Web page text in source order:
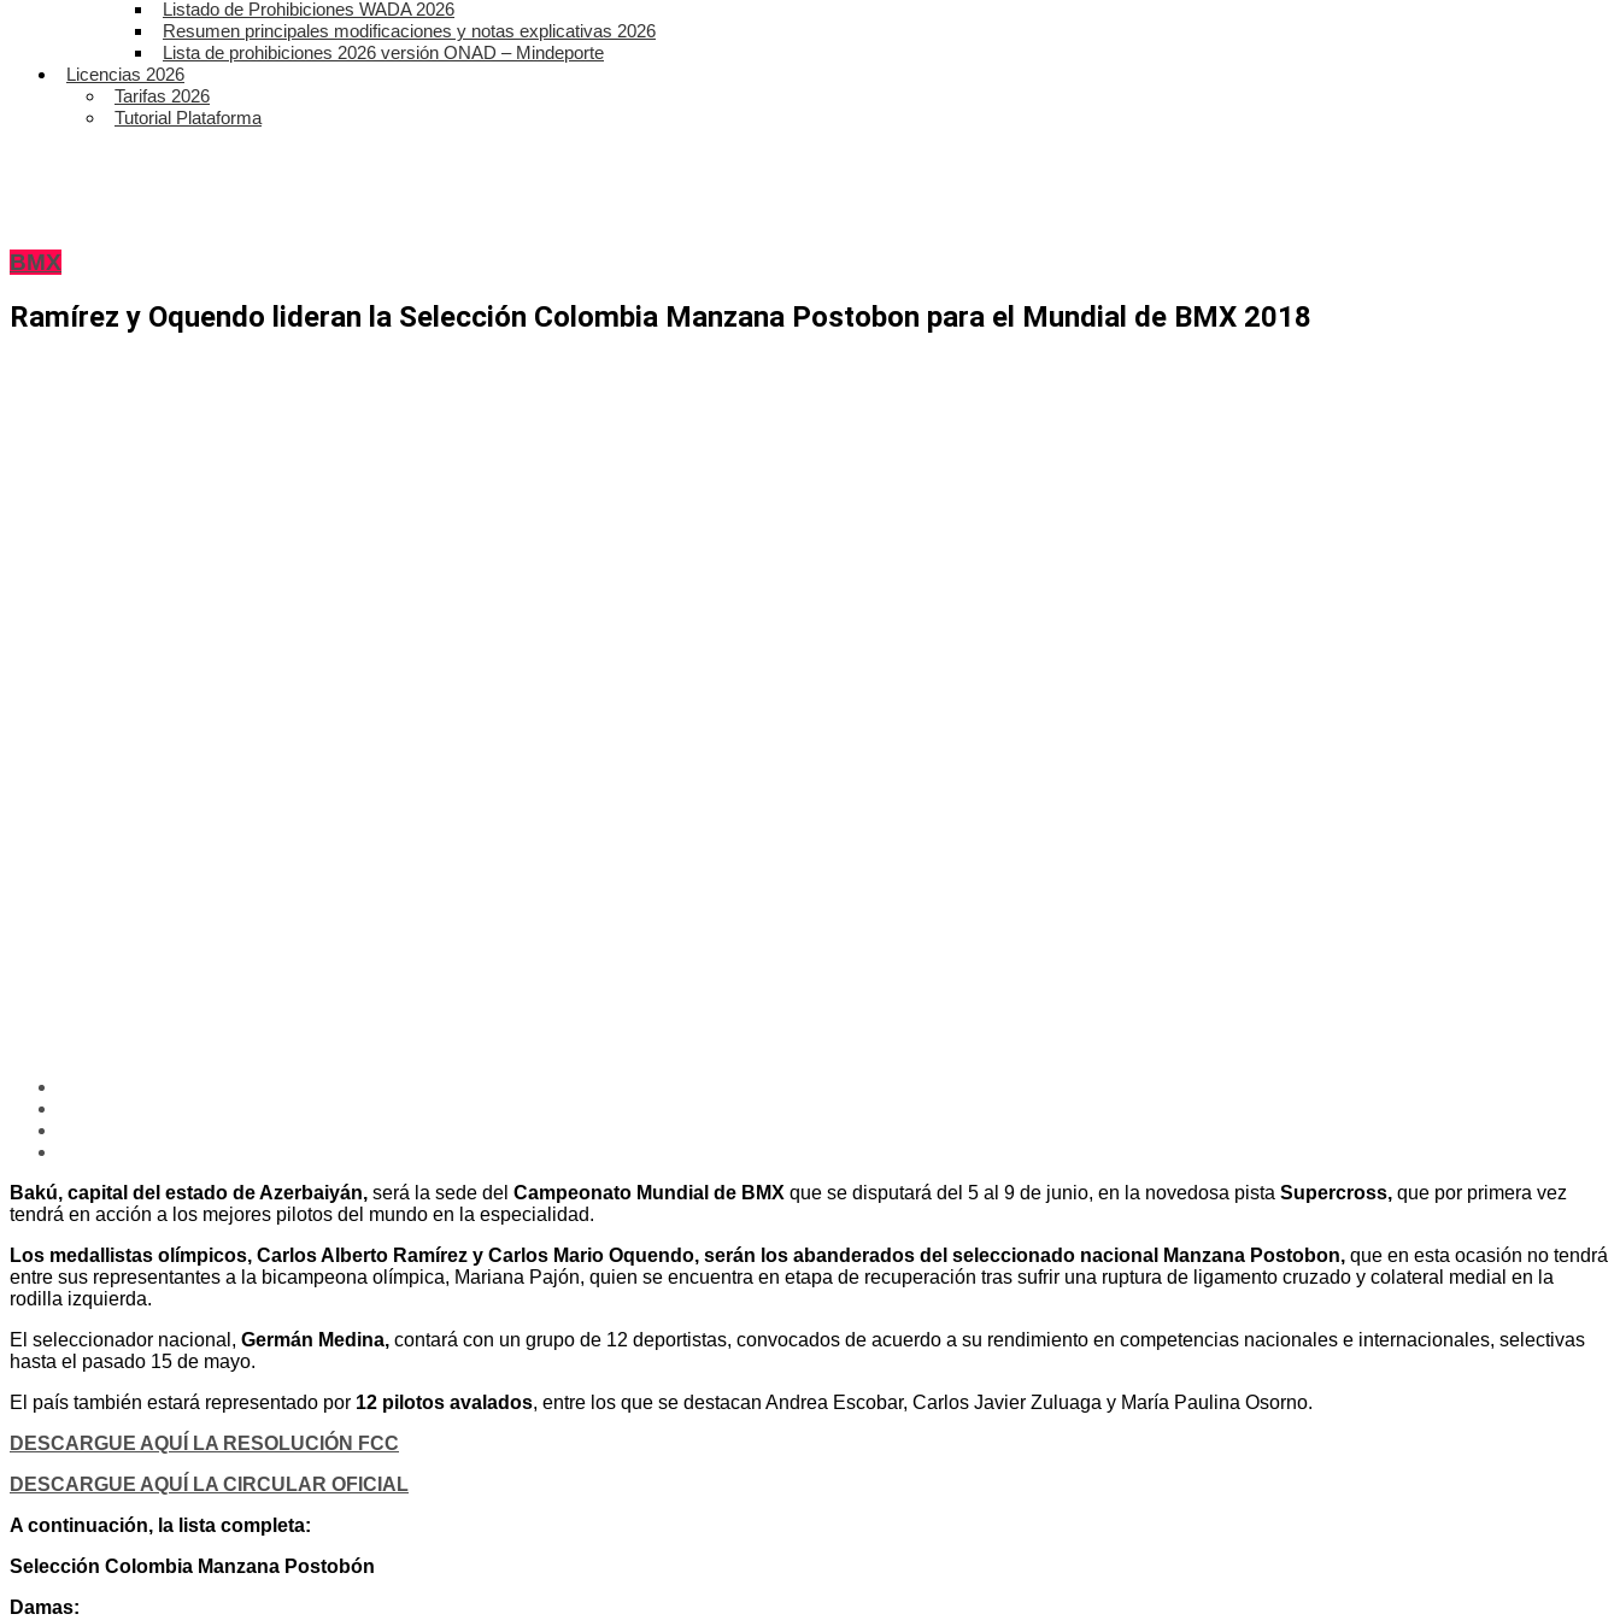
Listado de Prohibiciones WADA 2026
Resumen principales modificaciones y notas explicativas 2026
Lista de prohibiciones 2026 versión ONAD – Mindeporte
Licencias 2026
Tarifas 2026
Tutorial Plataforma
BMX
Ramírez y Oquendo lideran la Selección Colombia Manzana Postobon para el Mundial de BMX 2018
Bakú, capital del estado de Azerbaiyán, será la sede del Campeonato Mundial de BMX que se disputará del 5 al 9 de junio, en la novedosa pista Supercross, que por primera vez
tendrá en acción a los mejores pilotos del mundo en la especialidad.
Los medallistas olímpicos, Carlos Alberto Ramírez y Carlos Mario Oquendo, serán los abanderados del seleccionado nacional Manzana Postobon, que en esta ocasión no tendrá
entre sus representantes a la bicampeona olímpica, Mariana Pajón, quien se encuentra en etapa de recuperación tras sufrir una ruptura de ligamento cruzado y colateral medial en la
rodilla izquierda.
El seleccionador nacional, Germán Medina, contará con un grupo de 12 deportistas, convocados de acuerdo a su rendimiento en competencias nacionales e internacionales, selectivas
hasta el pasado 15 de mayo.
El país también estará representado por 12 pilotos avalados, entre los que se destacan Andrea Escobar, Carlos Javier Zuluaga y María Paulina Osorno.
DESCARGUE AQUÍ LA RESOLUCIÓN FCC
DESCARGUE AQUÍ LA CIRCULAR OFICIAL
A continuación, la lista completa:
Selección Colombia Manzana Postobón
Damas: